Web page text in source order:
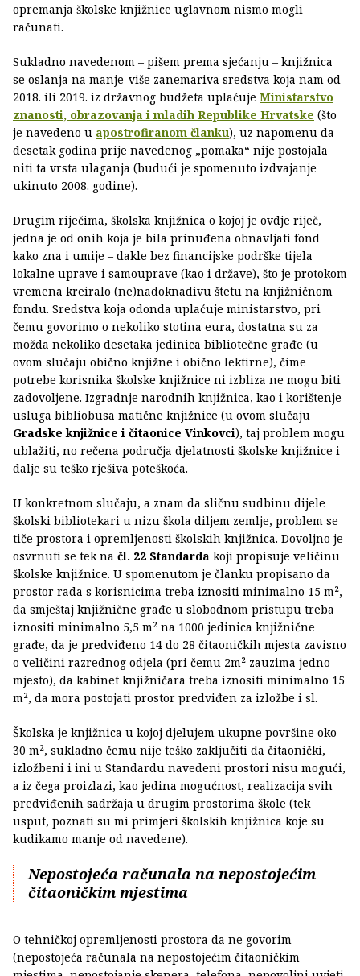
opremanja školske knjižnice uglavnom nismo mogli
računati.
Sukladno navedenom – pišem prema sjećanju – knjižnica
se oslanja na manje-više zanemariva sredstva koja nam od
2018. ili 2019. iz državnog budžeta uplaćuje Ministarstvo
znanosti, obrazovanja i mladih Republike Hrvatske (što
je navedeno u apostrofiranom članku), uz napomenu da
desetak godina prije navedenog „pomaka“ nije postojala
niti ta vrsta ulaganja (budući je spomenuto izdvajanje
ukinuto 2008. godine).
Drugim riječima, školska knjižnica o kojoj je ovdje riječ,
jedna je od onih koja je bila prinuđena obnavljati fond
kako zna i umije – dakle bez financijske podrške tijela
lokalne uprave i samouprave (kao i države), što je protokom
vremena kreiralo (ne)nadoknadivu štetu na knjižničnom
fondu. Sredstva koja odonda uplaćuje ministarstvo, pri
čemu govorimo o nekoliko stotina eura, dostatna su za
možda nekoliko desetaka jedinica bibliotečne građe (u
ovom slučaju obično knjižne i obično lektirne), čime
potrebe korisnika školske knjižnice ni izbliza ne mogu biti
zadovoljene. Izgradnje narodnih knjižnica, kao i korištenje
usluga bibliobusa matične knjižnice (u ovom slučaju
Gradske knjižnice i čitaonice Vinkovci), taj problem mogu
ublažiti, no rečena područja djelatnosti školske knjižnice i
dalje su teško rješiva poteškoća.
U konkretnom slučaju, a znam da sličnu sudbinu dijele
školski bibliotekari u nizu škola diljem zemlje, problem se
tiče prostora i opremljenosti školskih knjižnica. Dovoljno je
osvrnuti se tek na čl. 22 Standarda koji propisuje veličinu
školske knjižnice. U spomenutom je članku propisano da
prostor rada s korisnicima treba iznositi minimalno 15 m²,
da smještaj knjižnične građe u slobodnom pristupu treba
iznositi minimalno 5,5 m² na 1000 jedinica knjižnične
građe, da je predviđeno 14 do 28 čitaoničkih mjesta zavisno
o veličini razrednog odjela (pri čemu 2m² zauzima jedno
mjesto), da kabinet knjižničara treba iznositi minimalno 15
m², da mora postojati prostor predviđen za izložbe i sl.
Školska je knjižnica u kojoj djelujem ukupne površine oko
30 m², sukladno čemu nije teško zaključiti da čitaonički,
izložbeni i ini u Standardu navedeni prostori nisu mogući,
a iz čega proizlazi, kao jedina mogućnost, realizacija svih
predviđenih sadržaja u drugim prostorima škole (tek
usput, poznati su mi primjeri školskih knjižnica koje su
kudikamo manje od navedene).
Nepostojeća računala na nepostojećim
čitaoničkim mjestima
O tehničkoj opremljenosti prostora da ne govorim
(nepostojeća računala na nepostojećim čitaoničkim